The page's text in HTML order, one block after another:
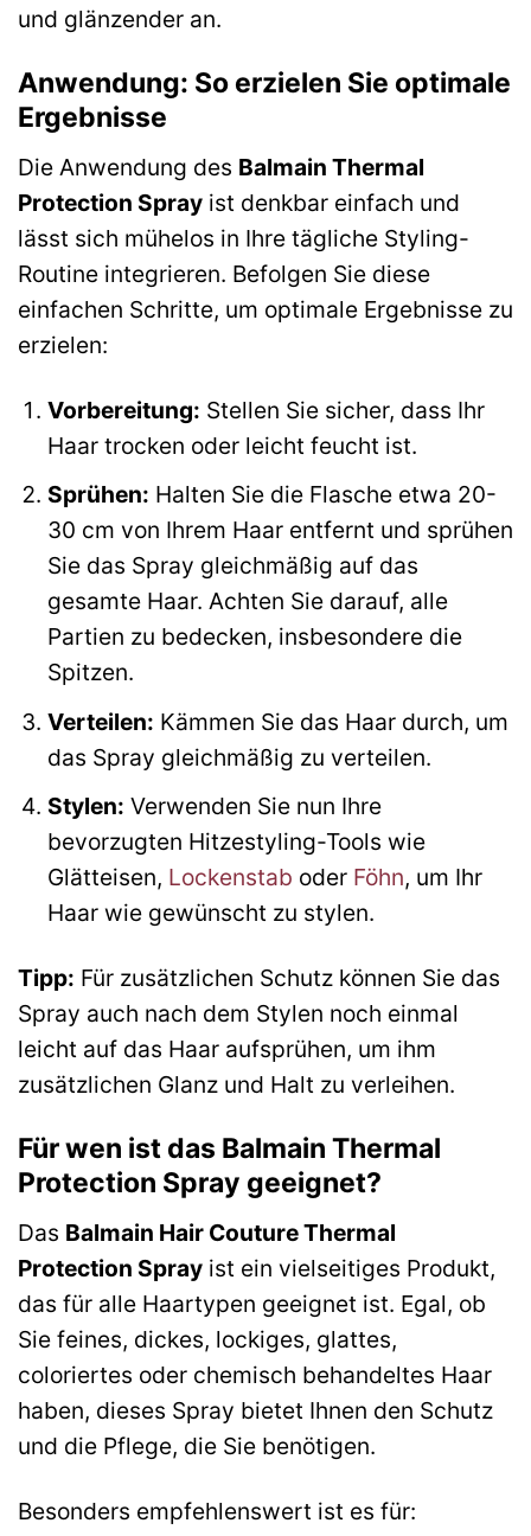
und glänzender an.
Anwendung: So erzielen Sie optimale
Ergebnisse
Die Anwendung des Balmain Thermal
Protection Spray ist denkbar einfach und
lässt sich mühelos in Ihre tägliche Styling-
Routine integrieren. Befolgen Sie diese
einfachen Schritte, um optimale Ergebnisse zu
erzielen:
Vorbereitung: Stellen Sie sicher, dass Ihr
Haar trocken oder leicht feucht ist.
Sprühen: Halten Sie die Flasche etwa 20-
30 cm von Ihrem Haar entfernt und sprühen
Sie das Spray gleichmäßig auf das
gesamte Haar. Achten Sie darauf, alle
Partien zu bedecken, insbesondere die
Spitzen.
Verteilen: Kämmen Sie das Haar durch, um
das Spray gleichmäßig zu verteilen.
Stylen: Verwenden Sie nun Ihre
bevorzugten Hitzestyling-Tools wie
Glätteisen, Lockenstab oder Föhn, um Ihr
Haar wie gewünscht zu stylen.
Tipp: Für zusätzlichen Schutz können Sie das
Spray auch nach dem Stylen noch einmal
leicht auf das Haar aufsprühen, um ihm
zusätzlichen Glanz und Halt zu verleihen.
Für wen ist das Balmain Thermal
Protection Spray geeignet?
Das Balmain Hair Couture Thermal
Protection Spray ist ein vielseitiges Produkt,
das für alle Haartypen geeignet ist. Egal, ob
Sie feines, dickes, lockiges, glattes,
coloriertes oder chemisch behandeltes Haar
haben, dieses Spray bietet Ihnen den Schutz
und die Pflege, die Sie benötigen.
Besonders empfehlenswert ist es für: